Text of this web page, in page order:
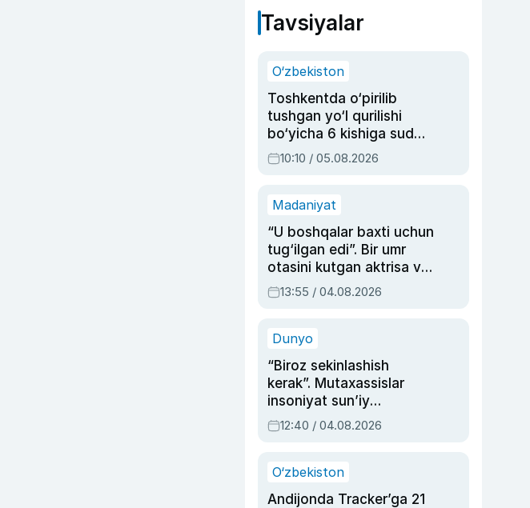
Tavsiyalar
O‘zbekiston
Toshkentda o‘pirilib
tushgan yo‘l qurilishi
bo‘yicha 6 kishiga sud
hukmi o‘qildi
10:10 / 05.08.2026
Madaniyat
“U boshqalar baxti uchun
tug‘ilgan edi”. Bir umr
otasini kutgan aktrisa va
dublyaj ustasi Rimma
Ahmedovaning
13:55 / 04.08.2026
Dunyo
“Biroz sekinlashish
kerak”. Mutaxassislar
insoniyat sun’iy
intellektni boshqara
olmay qolishidan xavotir
12:40 / 04.08.2026
O‘zbekiston
Andijonda Tracker’ga 21